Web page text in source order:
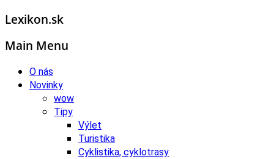
Lexikon.sk
Main Menu
O nás
Novinky
wow
Tipy
Výlet
Turistika
Cyklistika, cyklotrasy